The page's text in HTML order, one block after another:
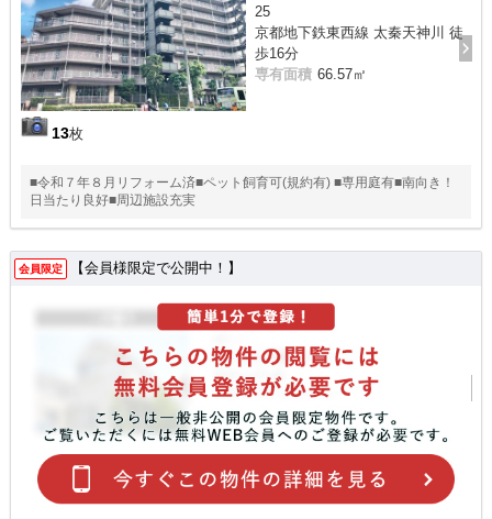
13枚
25
京都地下鉄東西線 太秦天神川 徒
歩16分
専有面積 66.57㎡
■令和７年８月リフォーム済■ペット飼育可(規約有) ■専用庭有■南向き！
日当たり良好■周辺施設充実
会員限定 【会員様限定で公開中！】